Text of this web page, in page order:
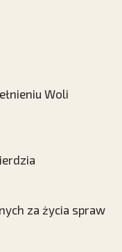
Woli
za życia spraw